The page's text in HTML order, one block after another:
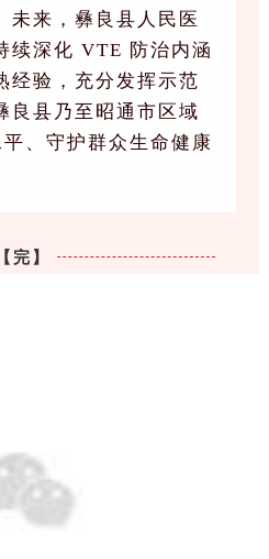
未来，彝良县人民医
续深化 VTE 防治内涵
经验，充分发挥示范
良县乃至昭通市区域
、守护群众生命健康
【完】